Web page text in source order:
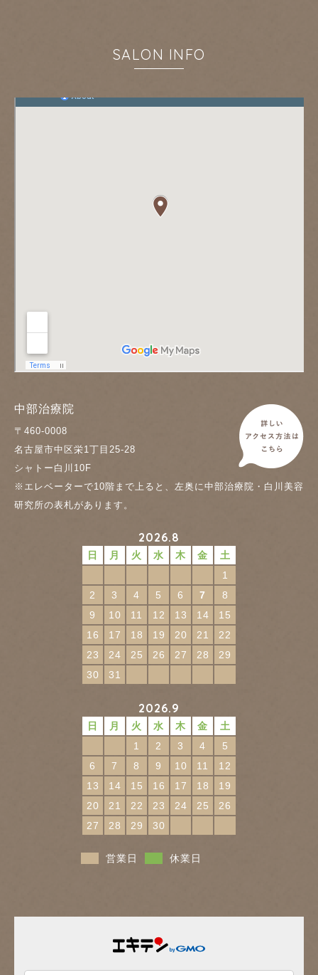
SALON INFO
中部治療院
〒460-0008
名古屋市中区栄1丁目25-28
シャトー白川10F
※エレベーターで10階まで上ると、左奥に中部治療院・白川美容
研究所の表札があります。
2026.8
日 月 火 水 木 金
土
1
2
3 4 5 6 7
8
9
10 11 12 13 14
15
16
17 18 19 20 21
22
23
24 25 26 27 28
29
30
31
2026.9
日 月 火 水 木 金
土
1
2 3 4
5
6
7 8 9 10 11
12
13
14 15 16 17 18
19
20
21 22 23 24 25
26
27
28 29 30
営業日 休業日